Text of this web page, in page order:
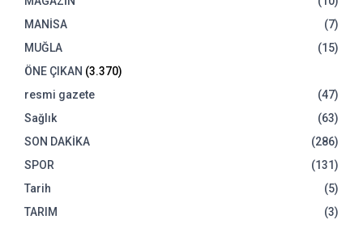
MANİSA
(7)
MUĞLA
(15)
ÖNE ÇIKAN (3.370)
resmi gazete
(47)
Sağlık
(63)
SON DAKİKA
(286)
SPOR
(131)
Tarih
(5)
TARIM
(3)